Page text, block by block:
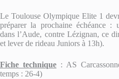
Le Toulouse Olympique Elite 1
préparer la prochaine échéance :
dans l’Aude, contre Lézignan, ce
et lever de rideau Juniors à 13h).
Fiche technique: AS
temps : 26-4)